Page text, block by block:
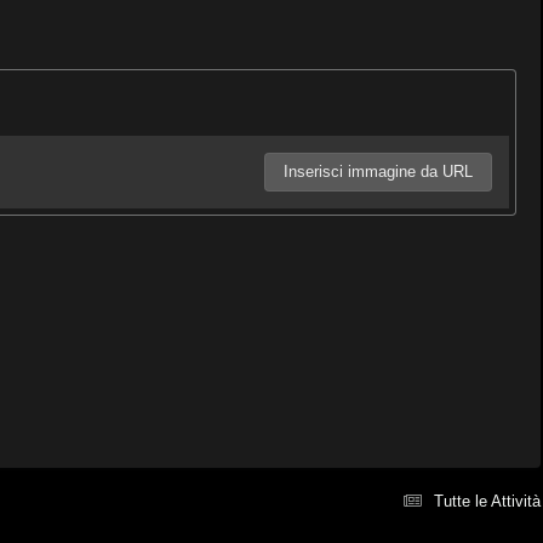
Inserisci immagine da URL
Tutte le Attività